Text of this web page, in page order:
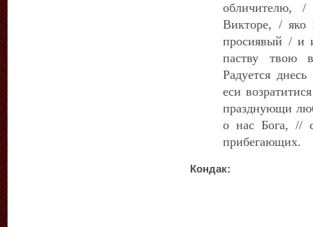
обличителю, /
Викторе, / яко
просиявый / и
паству твою
Радуется
еси
празднующи
о нас Бога, //
прибегающих.
Кондак: